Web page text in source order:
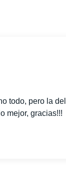
todo, pero la del
mejor, gracias!!!